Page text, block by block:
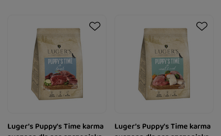
Luger’s Puppy's Time karma
Luger’s Puppy's Time karma